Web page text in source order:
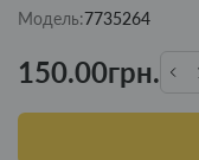
Модель:7735264
150.00грн.